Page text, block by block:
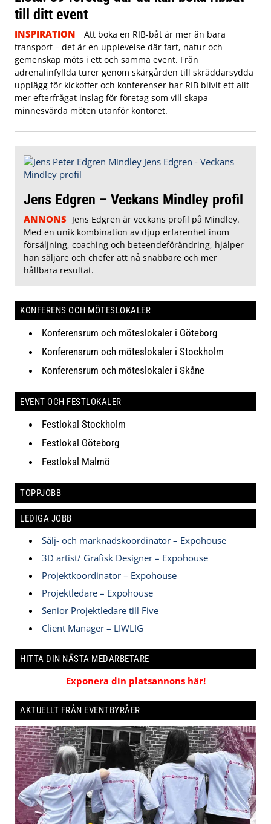
till ditt event
INSPIRATION
Att boka en RIB-båt är mer än bara
transport – det är en upplevelse där fart, natur och
gemenskap möts i ett och samma event. Från
adrenalinfyllda turer genom skärgården till skräddarsydda
upplägg för kickoffer och konferenser har RIB blivit ett allt
mer efterfrågat inslag för företag som vill skapa
minnesvärda möten utanför kontoret.
Jens Edgren – Veckans Mindley profil
ANNONS Jens Edgren är veckans profil på Mindley.
Med en unik kombination av djup erfarenhet inom
försäljning, coaching och beteendeförändring, hjälper
han säljare och chefer att nå snabbare och mer
hållbara resultat.
KONFERENS OCH MÖTESLOKALER
Konferensrum och möteslokaler i Göteborg
Konferensrum och möteslokaler i Stockholm
Konferensrum och möteslokaler i Skåne
EVENT OCH FESTLOKALER
Festlokal Stockholm
Festlokal Göteborg
Festlokal Malmö
TOPPJOBB
LEDIGA JOBB
Sälj- och marknadskoordinator – Expohouse
3D artist/ Grafisk Designer – Expohouse
Projektkoordinator – Expohouse
Projektledare – Expohouse
Senior Projektledare till Five
Client Manager – LIWLIG
HITTA DIN NÄSTA MEDARBETARE
Exponera din platsannons här!
AKTUELLT FRÅN EVENTBYRÅER